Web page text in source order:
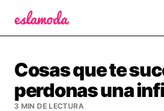
Cosas que te
perdonas una
3 MIN DE LECTURA